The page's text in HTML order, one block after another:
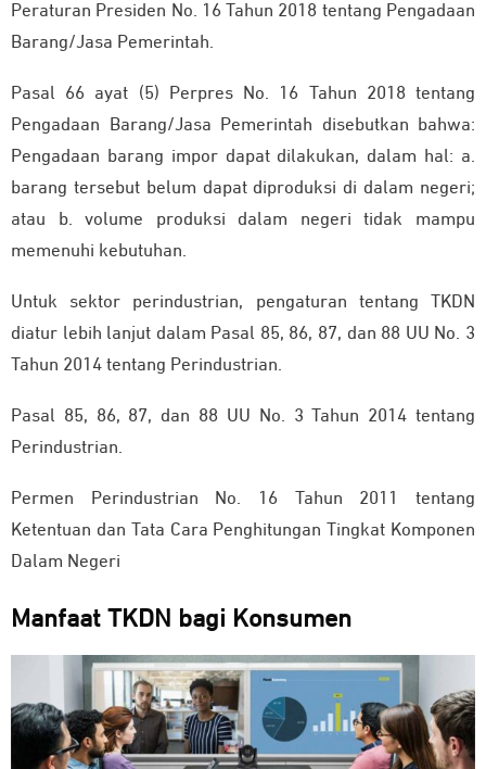
Peraturan Presiden No. 16 Tahun 2018 tentang Pengadaan
Barang/Jasa Pemerintah.
Pasal 66 ayat (5) Perpres No. 16 Tahun 2018 tentang
Pengadaan Barang/Jasa Pemerintah disebutkan bahwa:
Pengadaan barang impor dapat dilakukan, dalam hal: a.
barang tersebut belum dapat diproduksi di dalam negeri;
atau b. volume produksi dalam negeri tidak mampu
memenuhi kebutuhan.
Untuk sektor perindustrian, pengaturan tentang TKDN
diatur lebih lanjut dalam Pasal 85, 86, 87, dan 88 UU No. 3
Tahun 2014 tentang Perindustrian.
Pasal 85, 86, 87, dan 88 UU No. 3 Tahun 2014 tentang
Perindustrian.
Permen Perindustrian No. 16 Tahun 2011 tentang
Ketentuan dan Tata Cara Penghitungan Tingkat Komponen
Dalam Negeri
Manfaat TKDN bagi Konsumen